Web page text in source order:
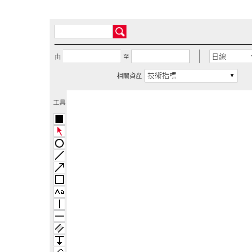
由 至
相關資產 技術指標
工具